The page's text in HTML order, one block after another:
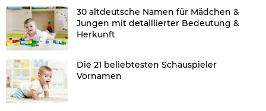
30 altdeutsche Namen für Mädchen &
Jungen mit detaillierter Bedeutung &
Herkunft
Die 21 beliebtesten Schauspieler
Vornamen